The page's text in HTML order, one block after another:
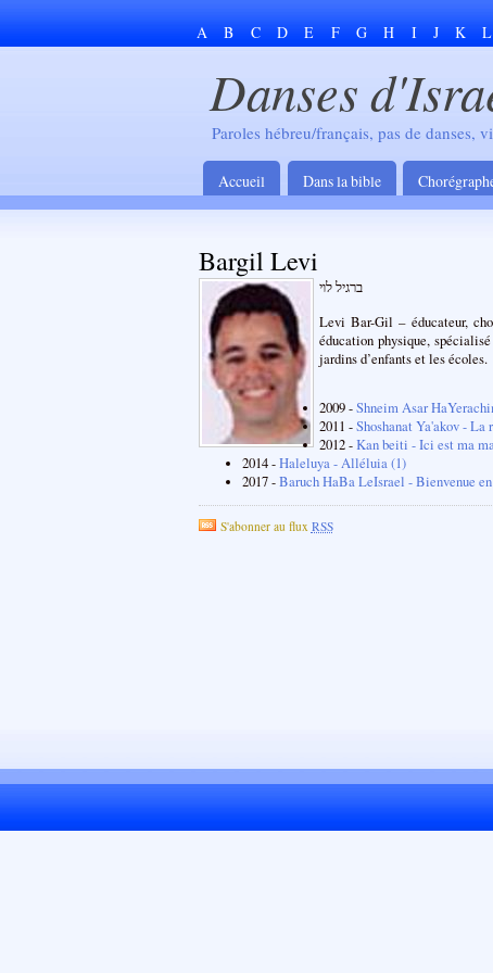
A B C D E F G H I J K L
Danses
Paroles hébreu/français, pas de danses,
Accueil Dans la bible
Bargil Levi
ברגיל לוי
Levi Bar-Gil – éducateur,
éducation physique,
jardins d’enfants et les écoles.
2009 -Shneim Asar
2011 -Shoshanat Ya'akov - La
2012 -Kan beiti - Ici est ma
2014 -Haleluya - Alléluia (1)
2017 -Baruch HaBa LeIsrael - Bienvenue
S'abonner au flux RSS